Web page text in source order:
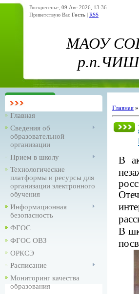
Воскресенье, 09 Авг 2026, 13:36
Приветствую Вас Гость RSS
МАОУ
Главная
Сведения об
образовательной
организации
Прием в школу
Технологические
платформы и ресурсы для
организации электронного
обучения
Информационная
безопасность
ФГОС
ФГОС ОВЗ
ОРКСЭ
Расписание
Мониторинг качества
образования
Главная »
В
В